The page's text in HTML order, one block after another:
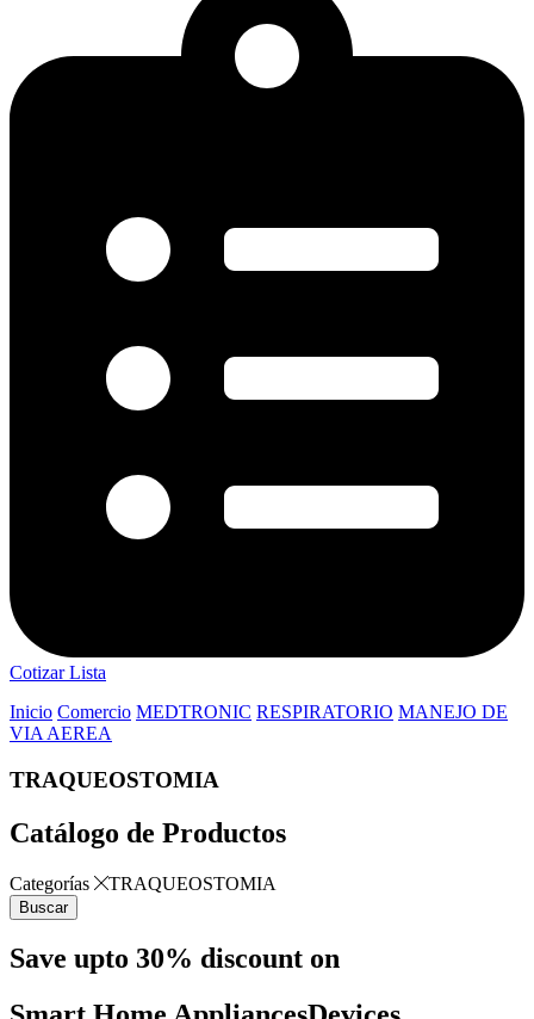
Cotizar Lista
Inicio Comercio MEDTRONIC RESPIRATORIO MANEJO DE
VIA AEREA
TRAQUEOSTOMIA
Catálogo de Productos
Categorías TRAQUEOSTOMIA
Buscar
Save upto 30% discount on